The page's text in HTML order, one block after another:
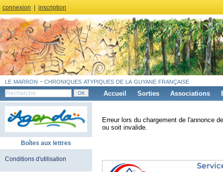
connexion inscription
le marron - chroniques atypiques de la guyane française
Accueil Sorties Associations
Boîtes aux lettres
Conditions d'utilisation
Erreur lors du chargement de l'annonce
ou soit invalide.